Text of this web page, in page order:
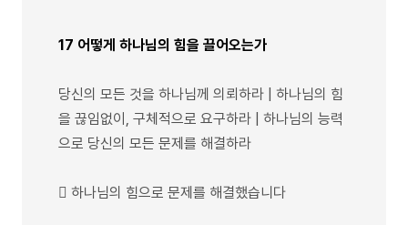
17 어떻게 하나님의 힘을 끌어오는가
당신의 모든 것을 하나님께 의뢰하라 | 하나님의 힘
을 끊임없이, 구체적으로 요구하라 | 하나님의 능력
으로 당신의 모든 문제를 해결하라
 하나님의 힘으로 문제를 해결했습니다